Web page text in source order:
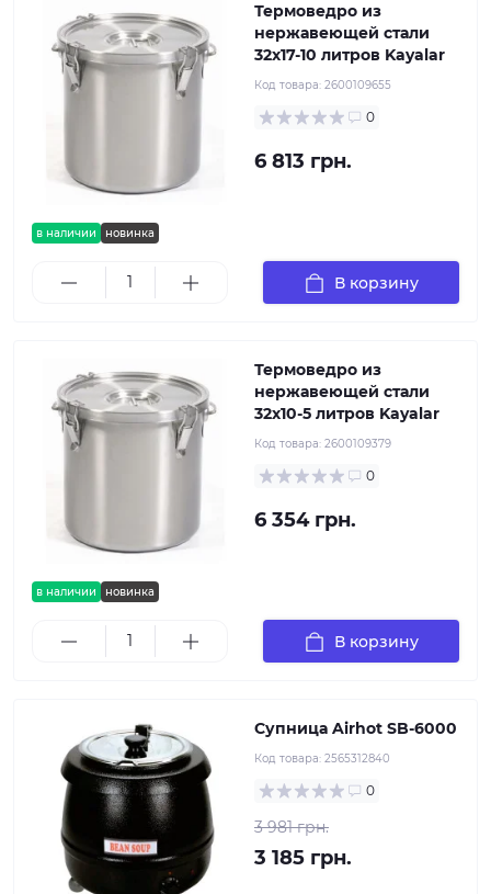
в наличии новинка
Термоведро из
нержавеющей стали
32х17-10 литров Kayalar
Код товара: 2600109655
0
6 813 грн.
В корзину
в наличии новинка
Термоведро из
нержавеющей стали
32х10-5 литров Kayalar
Код товара: 2600109379
0
6 354 грн.
В корзину
Супница Airhot SB-6000
Код товара: 2565312840
0
3 981 грн.
3 185 грн.